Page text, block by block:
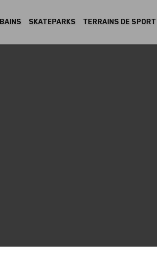
SKATEPARKS TERRAINS DE SPORT